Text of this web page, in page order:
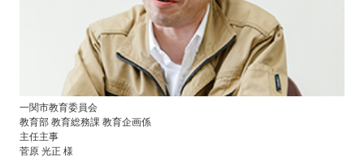
一関市教育委員会
教育部 教育総務課 教育企画係
主任主事
菅原 光正 様